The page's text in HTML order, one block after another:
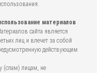
материалов
сайта является
лиц и влечет за собой
действующим
(спам) лицам, не